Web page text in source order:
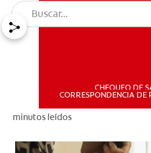
CHEQUEO DE
CORRESPONDENCIA DE
minutos leídos